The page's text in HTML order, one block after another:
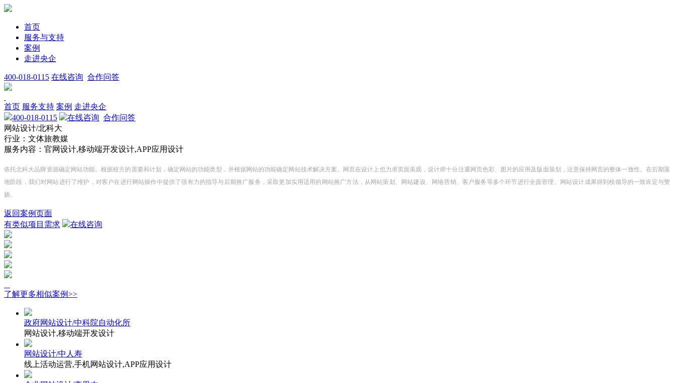
首页
服务与支持
案例
走进央企
400-018-0115 在线咨询 合作问答
首页 服务支持 案例 走进央企
400-018-0115
在线咨询 合作问答
网站设计/北科大
行业：文体旅教媒
服务内容：官网设计,移动端开发设计,APP应用设计
依托北科大品牌资源确定网站功能。根据校方的需要和计划，确定网站的功能类型，并根据网站的功能确定网站技术解决方案。网页在设计上也力求页面美观，设计师十分注重网页色彩、图片的应用及版面策划，注意保持网页的整体一致性。在后期落
地阶段，我们对网站进行了维护，对客户在进行网站操作中提供了强有力的指导与后期推广服务，采取更加实用适用的网站推广方法，从网站策划、网站建设、网络营销、客户服务等多个环节进行全面管理。网站设计成果得到校领导的一致肯定与赞
扬。
返回案例页面
有类似项目需求
在线咨询
了解更多相似案例>>
政府网站设计/中科院自动化所
网站设计,移动端开发设计
网站设计/中人寿
线上活动运营,手机网站设计,APP应用设计